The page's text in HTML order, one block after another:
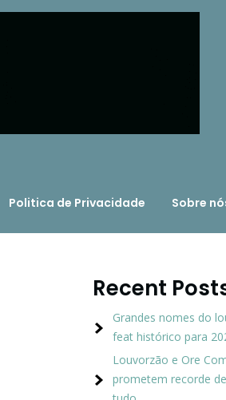
Politica de Privacidade Sobre
Recent
Grandes nomes do
feat histórico para
Louvorzão e Ore
prometem recorde